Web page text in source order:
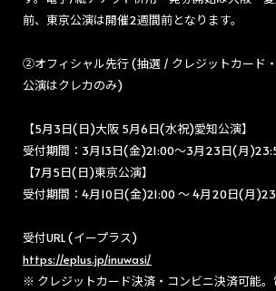
前、東京公演は開催2週間前となります。
②オフィシャル先行 (抽選 / クレジットカード
公演はクレカのみ)
【5月3日(日)大阪 5月6日(水祝)愛知公演】
受付期間：3月13日(金)21:00〜3月23日(月
【7月5日(日)東京公演】
受付期間：4月10日(金)21:00 〜 4月20日(月
受付URL (イープラス)
https://eplus.jp/inuwasi/
※ クレジットカード決済・コンビニ決済可能